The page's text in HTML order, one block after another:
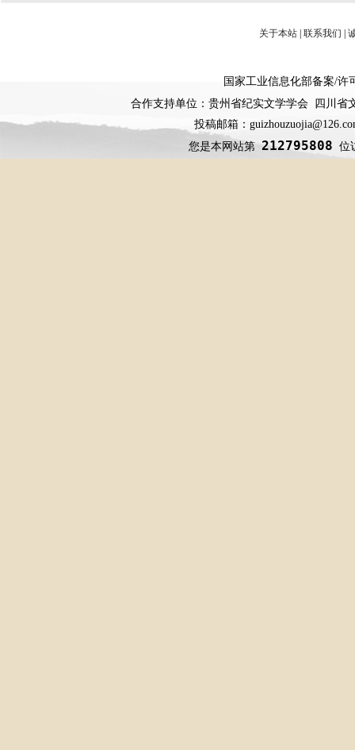
关于本站| 联系我们 |
国家工业信息化部备案/许
合作支持单位：贵州省纪实文学学会 四川
投稿邮箱：
您是本网站第212795808